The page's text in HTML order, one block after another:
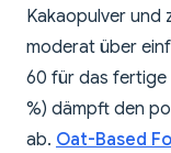
Kakaopulver und
moderat über
60 für das fertige
%) dämpft den
ab. Oat-Based